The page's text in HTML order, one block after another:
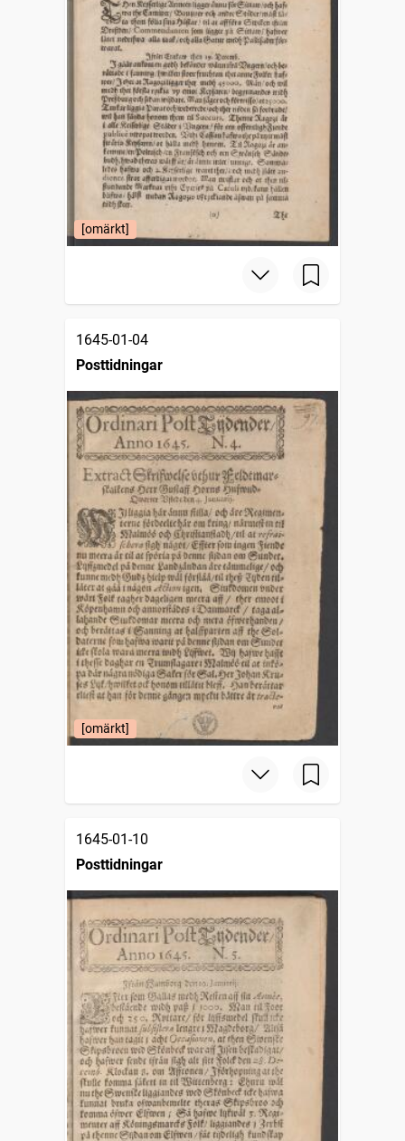
[omärkt]
1645-01-04
Posttidningar
[omärkt]
1645-01-10
Posttidningar